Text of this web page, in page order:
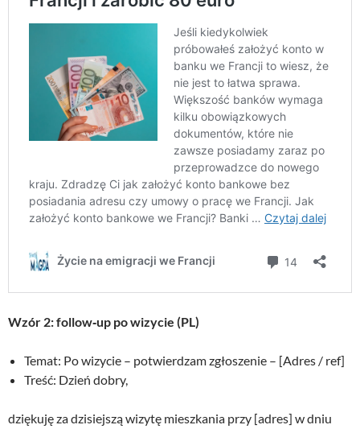
Wzór 2: follow‑up po wizycie (PL)
Temat: Po wizycie – potwierdzam zgłoszenie – [Adres / ref]
Treść: Dzień dobry,
dziękuję za dzisiejszą wizytę mieszkania przy [adres] w dniu